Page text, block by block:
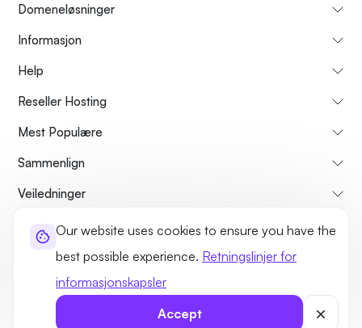
Our website uses cookies to ensure you have the
best possible experience. Retningslinjer for
informasjonskapsler
Accept
Domeneløsninger
Informasjon
Help
Reseller Hosting
Mest Populære
Sammenlign
Veiledninger
Om oss
PersonvernerklæringLovligSide kart
©2026 UltaHost - Alle rettigheter forbeholdt